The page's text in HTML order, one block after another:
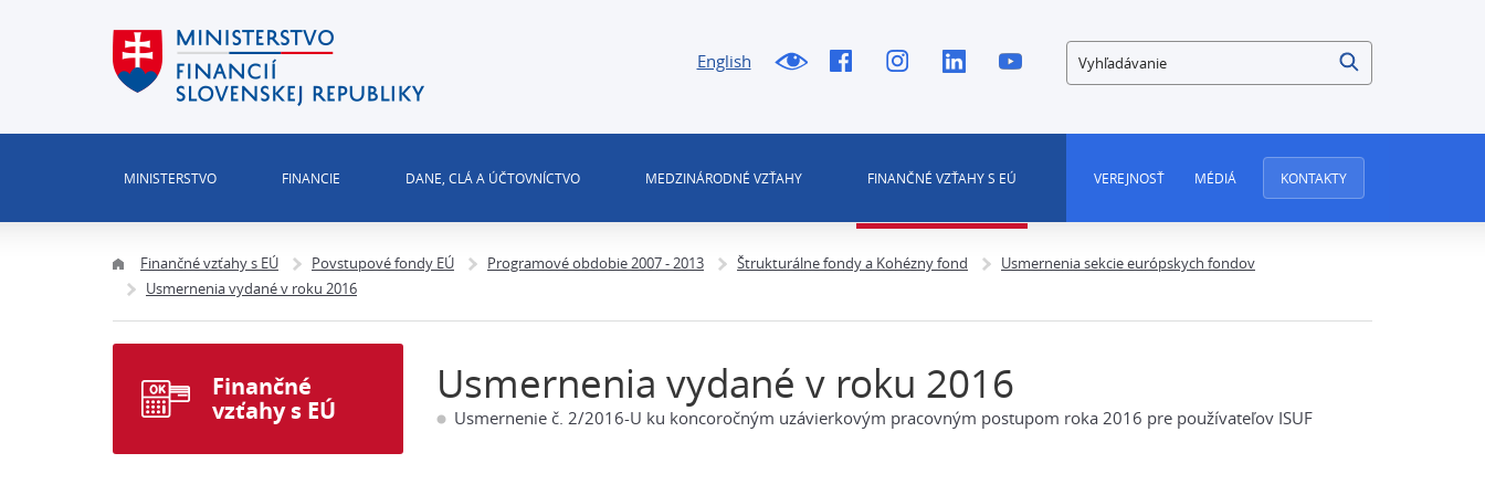
English Vyhľadávanie
MINISTERSTVO FINANCIE DANE, CLÁ A ÚČTOVNÍCTVO MEDZINÁRODNÉ VZŤAHY FINANČNÉ VZŤAHY S EÚ VEREJNOSŤ MÉDIÁ KONTAKTY
Finančné vzťahy s EÚ Povstupové fondy EÚ Programové obdobie 2007 - 2013 Štrukturálne fondy a Kohézny fond
Usmernenia sekcie európskych fondov
Usmernenia vydané v roku 2016
Usmernenia vydané v roku 2016
Usmernenie č. 2/2016-U ku koncoročným uzávierkovým pracovným postupom roka 2016 pre používateľov ISUF
Finančné
vzťahy s EÚ